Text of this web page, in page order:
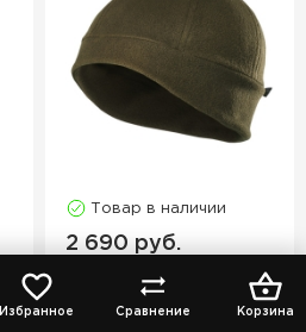
Избранное Сравнение Корзина
Товар в наличии
2 690 руб.
SEELAND
Conley Kids beanie